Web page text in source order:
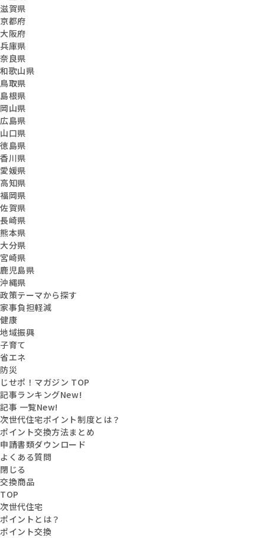
滋賀県
京都府
大阪府
兵庫県
奈良県
和歌山県
鳥取県
島根県
岡山県
広島県
山口県
徳島県
香川県
愛媛県
高知県
福岡県
佐賀県
長崎県
熊本県
大分県
宮崎県
鹿児島県
沖縄県
政策テーマから探す
家事負担軽減
健康
地域振興
子育て
省エネ
防災
じせポ！マガジン TOP
記事ランキングNew!
記事 一覧New!
次世代住宅ポイント制度とは？
ポイント交換方法まとめ
申請書類ダウンロード
よくある質問
閉じる
交換商品
TOP
次世代住宅
ポイントとは？
ポイント交換